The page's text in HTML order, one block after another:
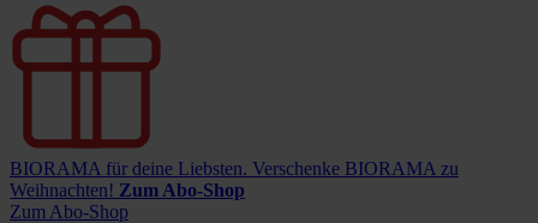
BIORAMA für deine Liebsten. Verschenke BIORAMA zu
Weihnachten! Zum Abo-Shop
Zum Abo-Shop